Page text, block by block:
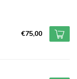
€75,00